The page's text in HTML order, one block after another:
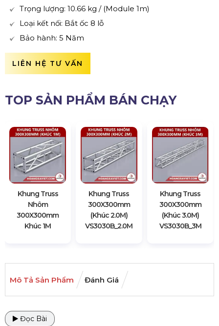
Trọng lượng: 10.66 kg / (Module 1m)
Loại kết nối: Bắt ốc 8 lỗ
Bảo hành: 5 Năm
LIÊN HỆ TƯ VẤN
TOP SẢN PHẨM BÁN CHẠY
Khung Truss
Nhôm
300X300mm
Khúc 1M
Khung Truss
300X300mm
(Khúc 2.0M)
VS3030B_2.0M
Khung Truss
300X300mm
(Khúc 3.0M)
VS3030B_3M
Mô Tả Sản Phẩm Đánh Giá
Đọc Bài